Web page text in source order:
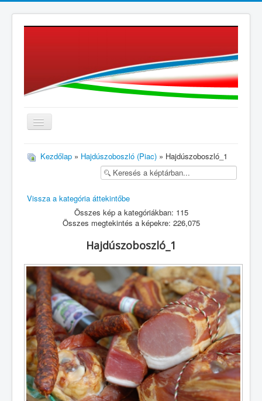
≡
Kezdőlap » Hajdúszoboszló (Piac) » Hajdúszoboszló_1
Vissza a kategória áttekintőbe
Összes kép a kategóriákban: 115
Összes megtekintés a képekre: 226,075
Hajdúszoboszló_1